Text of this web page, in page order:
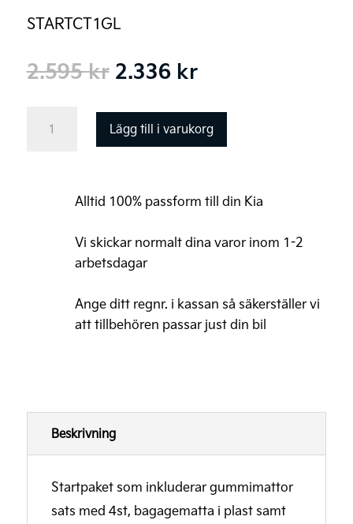
STARTCT1GL
2.595kr Det
priset
var:
2.336 krDet
priset
är:
(gummimattor+bagagematta+reflexväst)
Lägg till i varukorg
Alltid 100% passform till din Kia
Vi skickar normalt dina varor inom 1-2
arbetsdagar
Ange ditt regnr. i kassan så säkerställer vi
att tillbehören passar just din bil
Beskrivning
Startpaket som inkluderar gummimattor
sats med 4st, bagagematta i plast samt